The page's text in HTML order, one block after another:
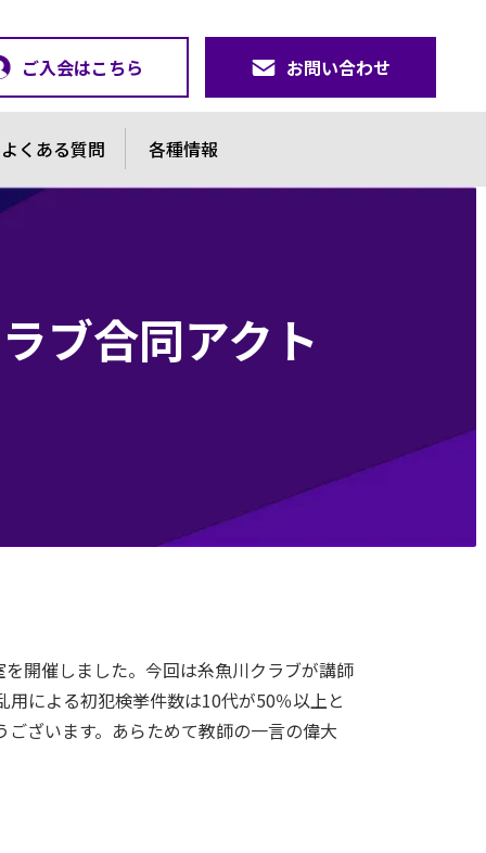
ご入会はこちら お問い合わせ
よくある質問 各種情報
ブ合同アクト
開催しました。今回は糸魚川クラブが講師
による初犯検挙件数は10代が50％以上と
ざいます。あらためて教師の一言の偉大